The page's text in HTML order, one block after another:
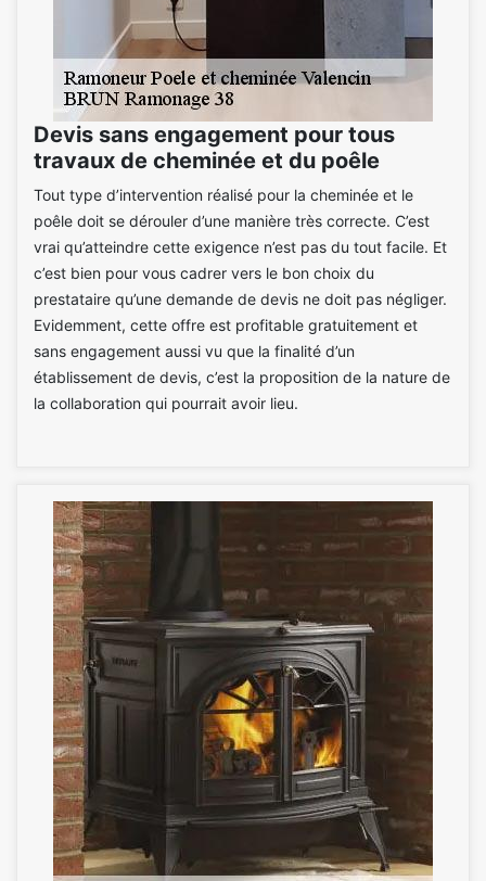
Devis sans engagement pour tous
travaux de cheminée et du poêle
Tout type d’intervention réalisé pour la cheminée et le
poêle doit se dérouler d’une manière très correcte. C’est
vrai qu’atteindre cette exigence n’est pas du tout facile. Et
c’est bien pour vous cadrer vers le bon choix du
prestataire qu’une demande de devis ne doit pas négliger.
Evidemment, cette offre est profitable gratuitement et
sans engagement aussi vu que la finalité d’un
établissement de devis, c’est la proposition de la nature de
la collaboration qui pourrait avoir lieu.